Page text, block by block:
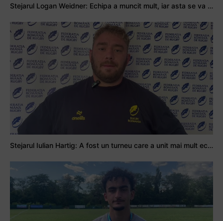
Stejarul Logan Weidner: Echipa a muncit mult, iar asta se va vedea în meciurile de la Nations Cup
Stejarul Iulian Hartig: A fost un turneu care a unit mai mult echipa